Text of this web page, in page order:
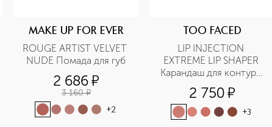
MAKE UP FOR EVER
ROUGE ARTIST VELVET
NUDE Помада для губ
2 686¤
3 160 ¤
+2
TOO FACED
LIP INJECTION
EXTREME LIP SHAPER
Карандаш для контура
губ
2 750¤
+3